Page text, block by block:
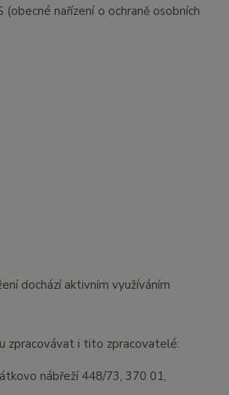
nařízení o ochraně osobních
dochází aktivním využíváním
zpracovávat i tito zpracovatelé:
nábřeží 448/73, 370 01,